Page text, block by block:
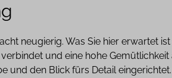
neugierig. Was Sie hier erwartet
und eine hohe
und den Blick fürs Detail